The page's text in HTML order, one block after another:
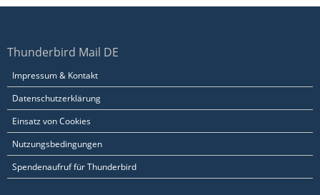
Thunderbird Mail DE
Impressum & Kontakt
Datenschutzerklärung
Einsatz von Cookies
Nutzungsbedingungen
Spendenaufruf für Thunderbird